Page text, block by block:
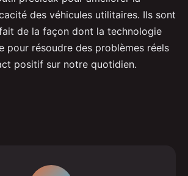
des véhicules utilitaires. Ils sont
de la façon dont la technologie
pour résoudre des problèmes réels
positif sur notre quotidien.